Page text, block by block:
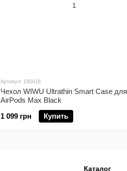
Артикул: 180418
Чехол WIWU Ultrathin Smart Case для
AirPods Max Black
1 099 грн
Купить
Каталог